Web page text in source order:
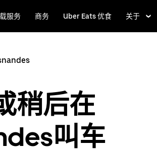
服务 商务 Uber Eats 优食 关于
稍后在
叫车